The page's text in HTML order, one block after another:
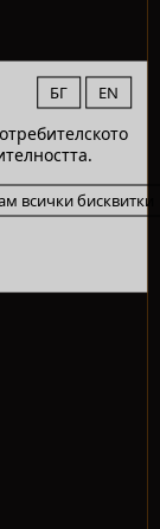
БГ EN
всички бисквитки